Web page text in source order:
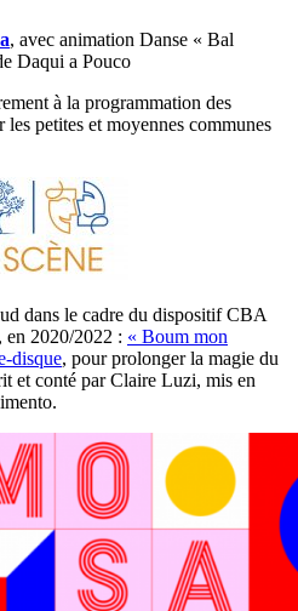
, avec animation Danse « Bal
Daqui a Pouco
à la programmation des
les petites et moyennes communes
dans le cadre du dispositif CBA
en 2020/2022 : « Boum mon
disque, pour prolonger la magie du
et conté par Claire Luzi, mis en